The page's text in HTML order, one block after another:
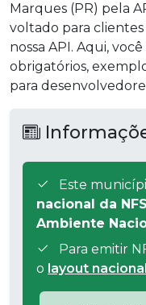
Marques (PR) pela
voltado para
nossa API. Aqui,
obrigatórios,
para
Este
nacional da
Ambiente
Para emitir
o layout nacional